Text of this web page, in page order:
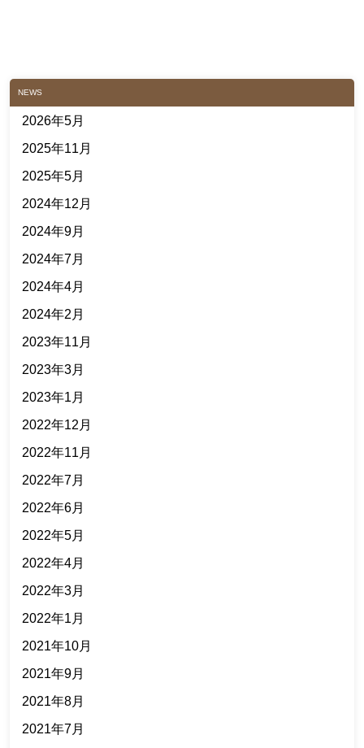
NEWS
2026年5月
2025年11月
2025年5月
2024年12月
2024年9月
2024年7月
2024年4月
2024年2月
2023年11月
2023年3月
2023年1月
2022年12月
2022年11月
2022年7月
2022年6月
2022年5月
2022年4月
2022年3月
2022年1月
2021年10月
2021年9月
2021年8月
2021年7月